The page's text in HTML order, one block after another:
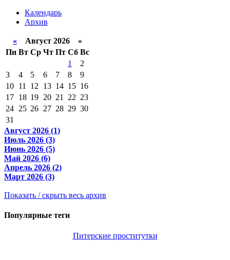
Календарь
Архив
« Август 2026 »
Пн Вт Ср Чт Пт Сб Вс
1
2
3
4 5 6 7 8
9
10 11 12 13 14 15 16
17 18 19 20 21 22 23
24 25 26 27 28 29 30
31
Август 2026 (1)
Июль 2026 (3)
Июнь 2026 (5)
Май 2026 (6)
Апрель 2026 (2)
Март 2026 (3)
Показать / скрыть весь архив
Популярные теги
Питерские проститутки